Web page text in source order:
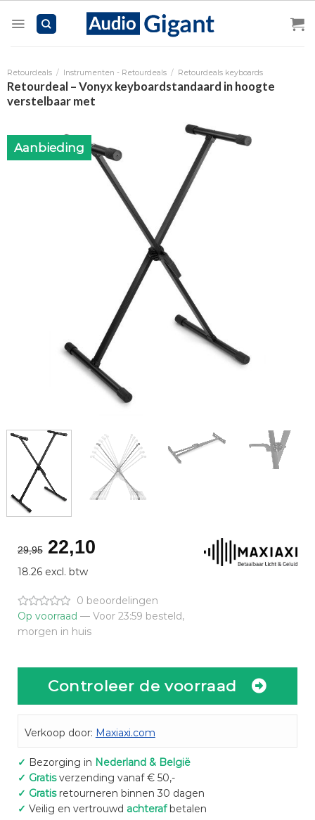
Retourdeals / Instrumenten - Retourdeals / Retourdeals keyboards
Retourdeal – Vonyx keyboardstandaard in hoogte
verstelbaar met
Aanbieding
29,95 Oorspronkelijke
prijs
was:
€29,95.
22,10Huidige
€22,10.
18.26 excl. btw
0 beoordelingen
Op voorraad — Voor 23:59 besteld,
morgen in huis
Controleer de voorraad
Verkoop door: Maxiaxi.com
✓ Bezorging in Nederland & België
✓ Gratisverzending vanaf € 50,-
✓ Gratisretourneren binnen 30 dagen
✓ Veilig en vertrouwd achterafbetalen